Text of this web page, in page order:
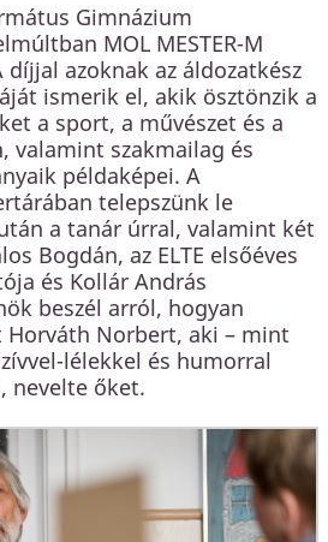
Gimnázium
MOL MESTER-M
azoknak az áldozatkész
ismerik el, akik ösztönzik a
a sport, a művészet és a
valamint szakmailag és
példaképei. A
telepszünk le
a tanár úrral, valamint két
Bogdán, az ELTE elsőéves
és Kollár András
beszél arról, hogyan
Norbert, aki – mint
lélekkel és humorral
nevelte őket.